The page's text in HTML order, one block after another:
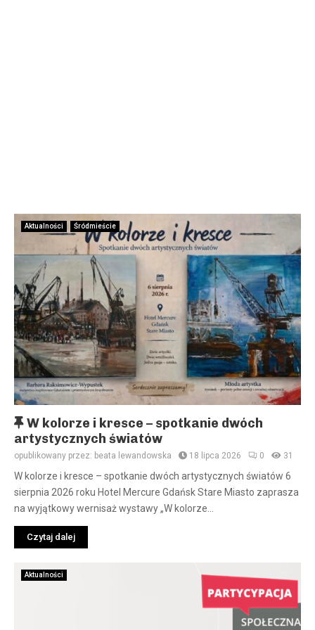
Aktualności Śródmieście
W
y
r
ó
ż
n
i
o
n
W kolorze i kresce – spotkanie dwóch
artystycznych światów
opublikowany przez: beata lewandowska 18 lipca 2026 0 31
W kolorze i kresce – spotkanie dwóch artystycznych światów 6
sierpnia 2026 roku Hotel Mercure Gdańsk Stare Miasto zaprasza
na wyjątkowy wernisaż wystawy „W kolorze...
Czytaj dalej
Aktualności